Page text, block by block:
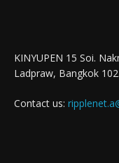
KINYUPEN 15 Soi.
Ladpraw, Bangkok
Contact us: